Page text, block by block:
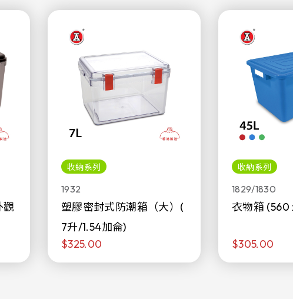
觀
收納系列
1932
塑膠密封式防潮箱（大）(
7升/1.54加侖)
$325.00
收納系列
1829/1830
衣物箱 (560
$305.00